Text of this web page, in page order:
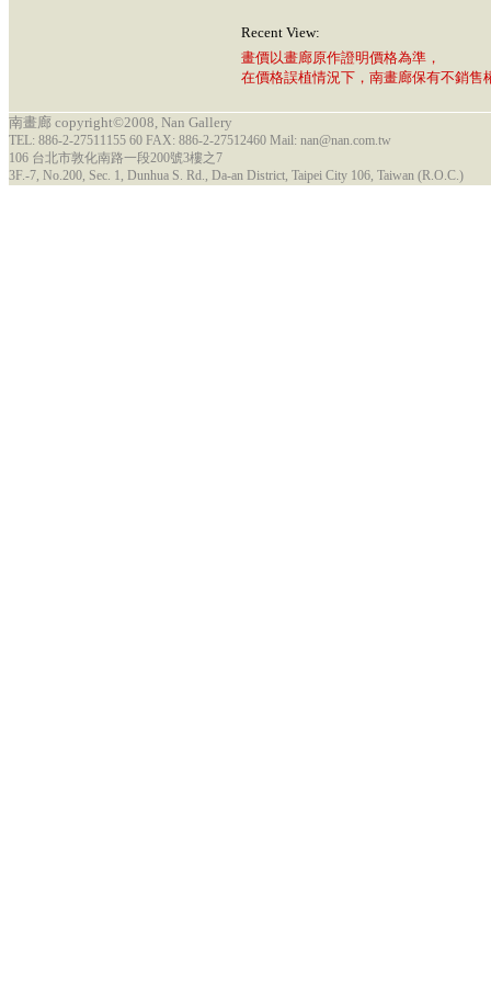
Recent View:
畫價以畫廊原作證明價格為準，
在價格誤植情況下，南畫廊保有不銷售
南畫廊 copyright©2008, Nan Gallery
TEL: 886-2-27511155 60 FAX: 886-2-27512460 Mail: nan@nan.com.tw
106 台北市敦化南路一段200號3樓之7
3F.-7, No.200, Sec. 1, Dunhua S. Rd., Da-an District, Taipei City 106, Taiwan (R.O.C.)